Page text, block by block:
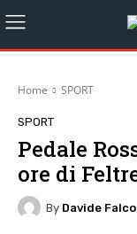
Home SPORT
SPORT
Pedale
ore di
By Davide Falco